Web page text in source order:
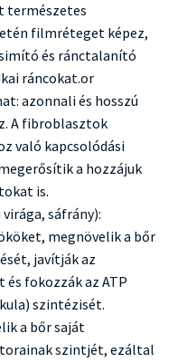
természetes
filmréteget képez,
és ránctalanító
ráncokat.or
azonnali és hosszú
A fibroblasztok
való kapcsolódási
a hozzájuk
is.
sáfrány):
megnövelik a bőr
javítják az
fokozzák az ATP
szintézisét.
a bőr saját
szintjét, ezáltal